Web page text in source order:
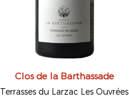
Clos de la Barthassade
Terrasses du Larzac Les Ouvrées